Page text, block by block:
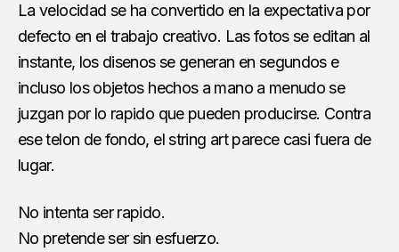
La velocidad se ha convertido en la expectativa por
defecto en el trabajo creativo. Las fotos se editan al
instante, los disenos se generan en segundos e
incluso los objetos hechos a mano a menudo se
juzgan por lo rapido que pueden producirse. Contra
ese telon de fondo, el string art parece casi fuera de
lugar.
No intenta ser rapido.
No pretende ser sin esfuerzo.